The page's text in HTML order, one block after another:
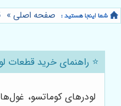
صفحه اصلی »
⭐️ راهنمای خرید قطعات
لودرهای کوماتسو،